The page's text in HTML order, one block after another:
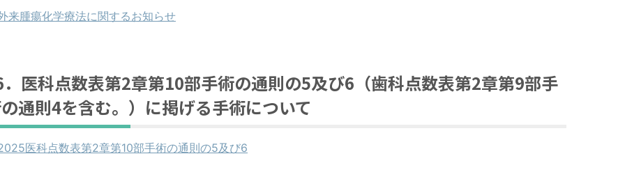
来腫瘍化学療法に関するお知らせ
医科点数表第2章第10部手術の通則の5及び6 （歯科点数表第2章第9部手
通則4を含む。）に掲げる手術について
医科点数表第2章第10部手術の通則の5及び6